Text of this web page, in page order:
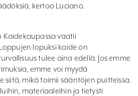
kertoo Luciano.
Kaidekaupassa vaatii
lopuksi kaide on
tulee aina edellä. Jos emme
emme voi myydä
mikä toimii sääntöjen puitteissa.
materiaaleihin ja tietysti